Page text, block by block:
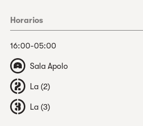
Horarios
16:00-05:00
Sala Apolo
La (2)
La (3)